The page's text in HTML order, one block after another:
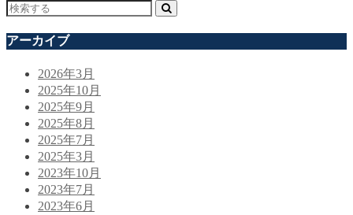
アーカイブ
2026年3月
2025年10月
2025年9月
2025年8月
2025年7月
2025年3月
2023年10月
2023年7月
2023年6月